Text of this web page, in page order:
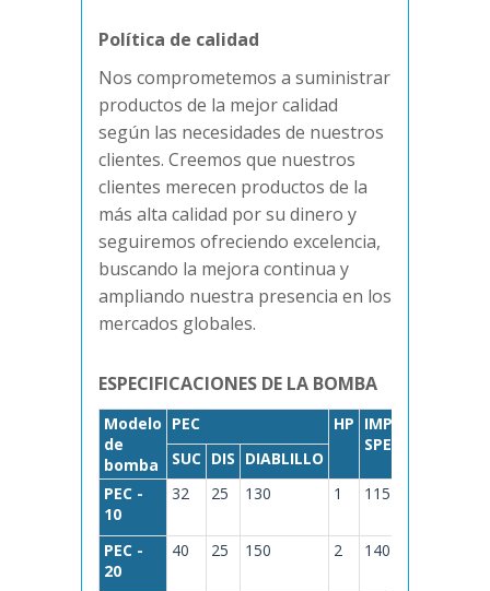
Política de calidad
Nos comprometemos a suministrar
productos de la mejor calidad
según las necesidades de nuestros
clientes. Creemos que nuestros
clientes merecen productos de la
más alta calidad por su dinero y
seguiremos ofreciendo excelencia,
buscando la mejora continua y
ampliando nuestra presencia en los
mercados globales.
ESPECIFICACIONES DE LA BOMBA
Modelo
de
bomba
PEC HP IMP
SPE
SUC DIS DIABLILLO
PEC -
10
32 25 130 1 115
PEC -
20
40 25 150 2 140